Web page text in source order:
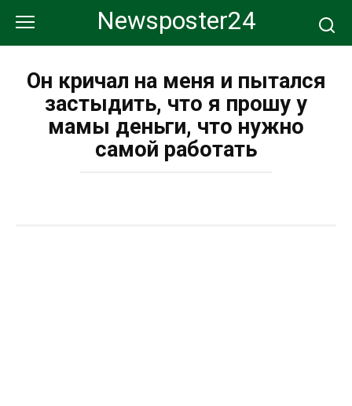
контенту
Newsposter24
Он кричал на меня и пытался
застыдить, что я прошу у
мамы деньги, что нужно
самой работать